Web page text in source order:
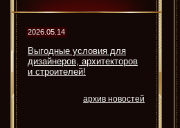
2026.05.14
Выгодные условия для
дизайнеров, архитекторов
и строителей!
архив новостей